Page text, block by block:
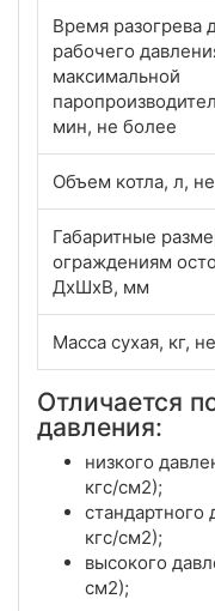
Время разогрева
рабочего
максимальной
мин, не более
Объем котла, л,
Габаритные
ограждениям
ДхШхВ, мм
Масса сухая, кг,
Отличается
давления:
низкого
кгс/см2);
кгс/см2);
высокого
см2);